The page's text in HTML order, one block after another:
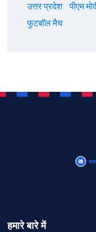
उत्तर प्रदेश
पीएम
फुटबॉल मैच
हमारे बारे में